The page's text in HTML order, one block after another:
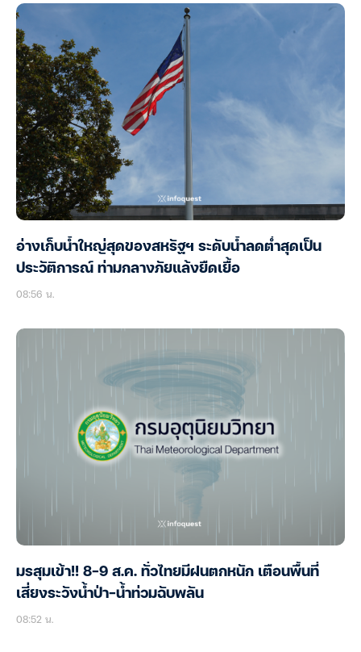
อ่างเก็บน้ำใหญ่สุดของสหรัฐฯ ระดับน้ำลดต่ำสุดเป็น
ประวัติการณ์ ท่ามกลางภัยแล้งยืดเยื้อ
08:56 น.
มรสุมเข้า!! 8-9 ส.ค. ทั่วไทยมีฝนตกหนัก เตือนพื้นที่
เสี่ยงระวังน้ำป่า-น้ำท่วมฉับพลัน
08:52 น.